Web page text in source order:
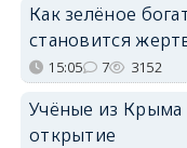
Как зелёное
становится
15:05 7 3152
Учёные из
открытие